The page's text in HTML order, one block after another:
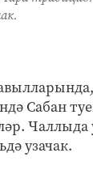
Сабан
Чаллыда
узачак.